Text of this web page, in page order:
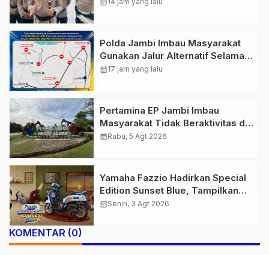
Polda Jambi Imbau Masyarakat
Gunakan Jalur Alternatif Selama
Pelaksanaan Presisi Merdeka Run
calendar_month17 jam yang lalu
Pertamina EP Jambi Imbau
Masyarakat Tidak Beraktivitas di
Atas Jalur Pipa Migas Demi
calendar_monthRabu, 5 Agt 2026
Yamaha Fazzio Hadirkan Special
Edition Sunset Blue, Tampilkan
Nuansa Retro Summer yang
calendar_monthSenin, 3 Agt 2026
KOMENTAR (0)